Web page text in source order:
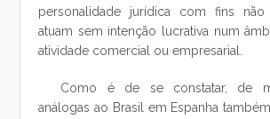
personalidade jurídica com fins
atuam sem intenção lucrativa num
atividade comercial ou empresarial.
Como é de se constatar, de
análogas ao Brasil em Espanha